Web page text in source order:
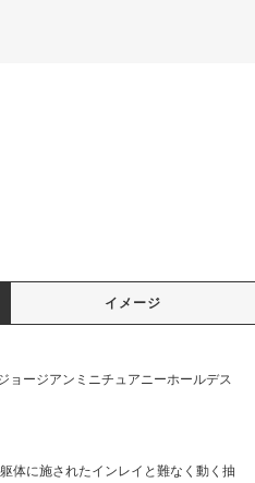
イメージ
ョージアンミニチュアニーホールデス
体に施されたインレイと難なく動く抽